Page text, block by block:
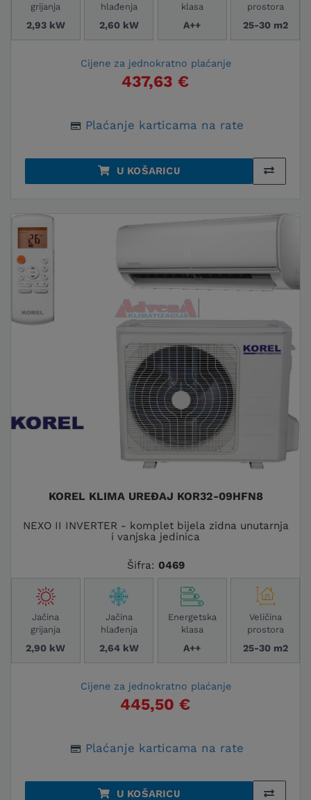
grijanja
2,93 kW
hlađenja
2,60 kW
klasa
A++
prostora
25-30 m2
Cijene za jednokratno plaćanje
437,63 €
Plaćanje karticama na rate
U KOŠARICU
KOREL KLIMA UREĐAJ KOR32-09HFN8
NEXO II INVERTER - komplet bijela zidna unutarnja
i vanjska jedinica
Šifra: 0469
Jačina
grijanja
2,90 kW
Jačina
hlađenja
2,64 kW
Energetska
klasa
A++
Veličina
prostora
25-30 m2
Cijene za jednokratno plaćanje
445,50 €
Plaćanje karticama na rate
U KOŠARICU